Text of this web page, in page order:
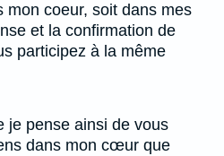
mon coeur, soit dans mes
et la confirmation de
participez à la même
je pense ainsi de vous
dans mon cœur que